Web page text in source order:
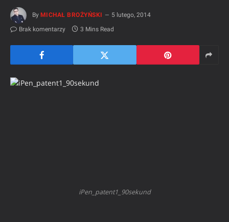
By MICHAŁ BROŻYŃSKI
5 lutego, 2014
Brak komentarzy
3 Mins Read
iPen_patent1_90sekund